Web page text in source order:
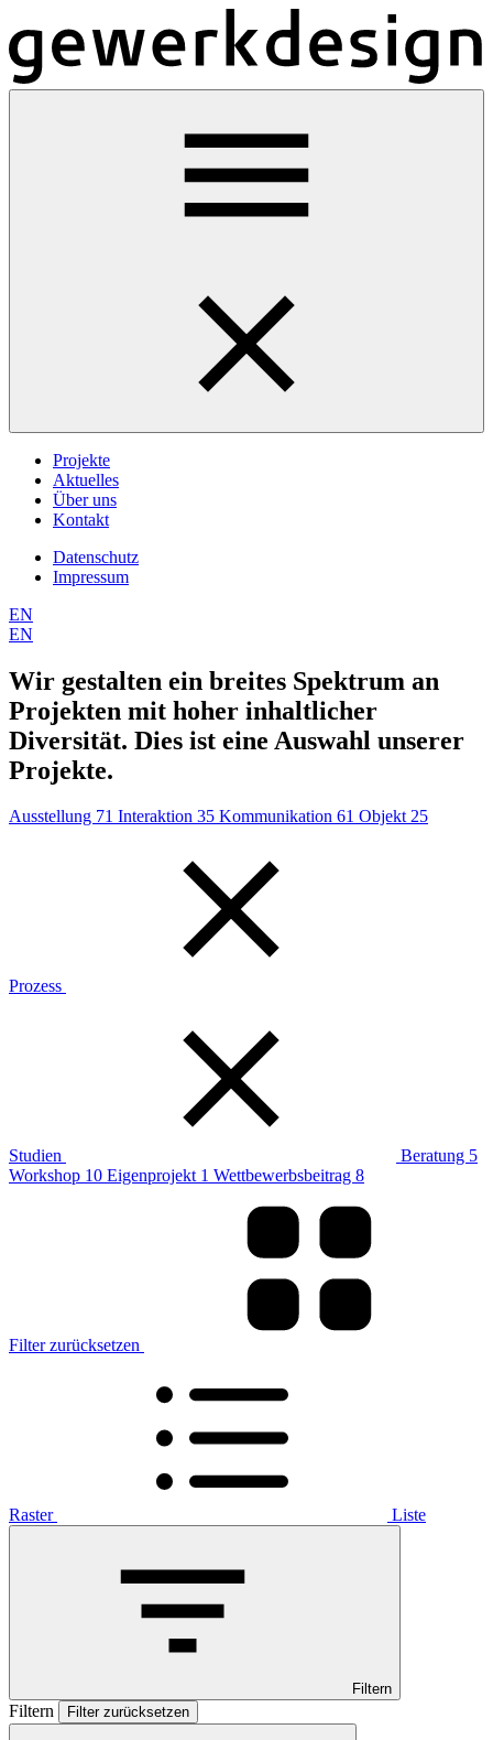
Projekte
Aktuelles
Über uns
Kontakt
Datenschutz
Impressum
EN
EN
Wir gestalten ein breites Spektrum an
Projekten mit hoher inhaltlicher
Diversität. Dies ist eine Auswahl unserer
Projekte.
Ausstellung 71 Interaktion 35 Kommunikation 61 Objekt25
Prozess
Studien Beratung 5
Workshop 10 Eigenprojekt 1 Wettbewerbsbeitrag 8
Filter zurücksetzen
Raster Liste
Filtern
Filtern Filter zurücksetzen